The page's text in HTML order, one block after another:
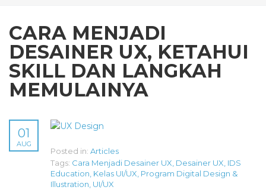
CARA MENJADI
DESAINER UX, KETAHUI
SKILL DAN LANGKAH
MEMULAINYA
01
AUG
Posted in: Articles
Tags: Cara Menjadi Desainer UX, Desainer UX, IDS
Education, Kelas UI/UX, Program Digital Design &
Illustration, UI/UX